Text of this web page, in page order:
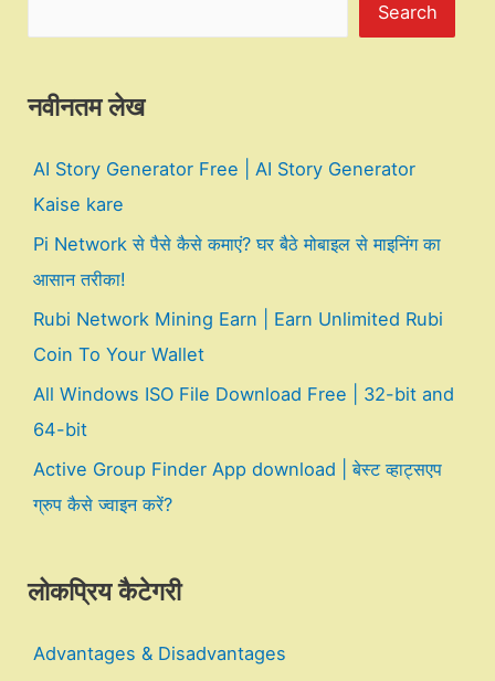
Search
नवीनतम लेख
AI Story Generator Free | AI Story Generator
Kaise kare
Pi Network से पैसे कैसे कमाएं? घर बैठे मोबाइल से माइनिंग का
आसान तरीका!
Rubi Network Mining Earn | Earn Unlimited Rubi
Coin To Your Wallet
All Windows ISO File Download Free | 32-bit and
64-bit
Active Group Finder App download | बेस्ट व्हाट्सएप
ग्रुप कैसे ज्वाइन करें?
लोकप्रिय कैटेगरी
Advantages & Disadvantages